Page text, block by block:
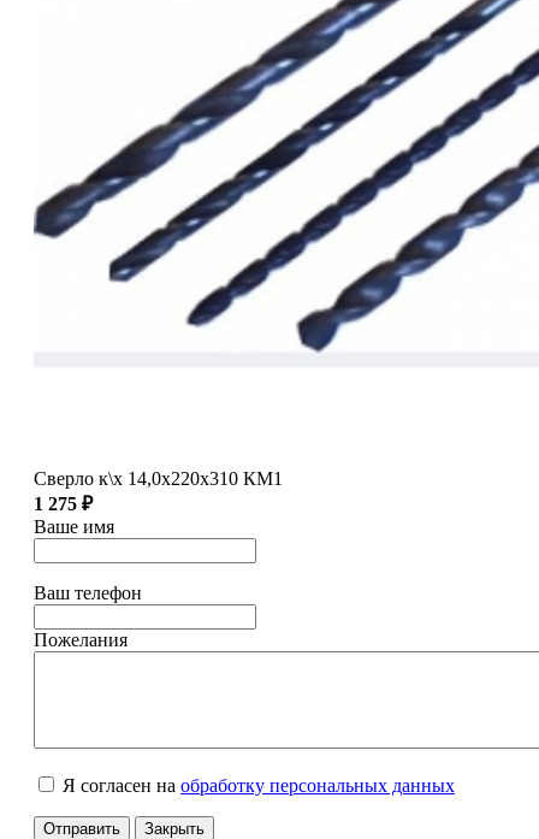
Сверло к\х 14,0х220х310 КМ1
1 275 ₽
Ваше имя
Ваш телефон
Пожелания
Я согласен на обработку персональных данных
Отправить Закрыть